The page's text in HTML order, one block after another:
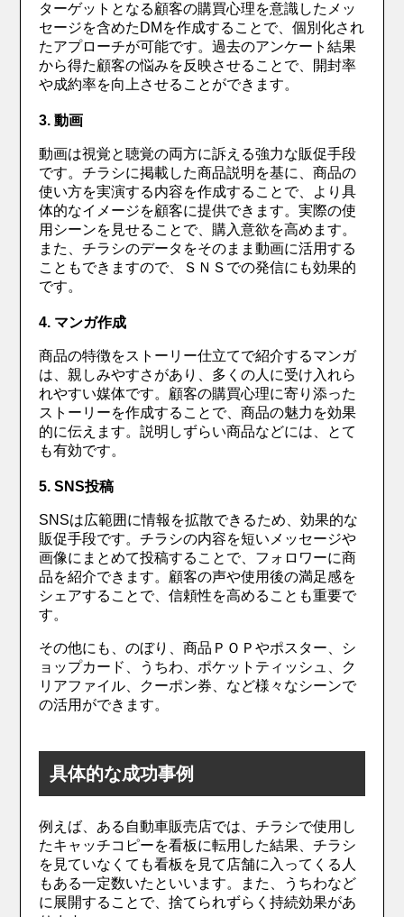
ターゲットとなる顧客の購買心理を意識したメッ
セージを含めたDMを作成することで、個別化され
たアプローチが可能です。過去のアンケート結果
から得た顧客の悩みを反映させることで、開封率
や成約率を向上させることができます。
3. 動画
動画は視覚と聴覚の両方に訴える強力な販促手段
です。チラシに掲載した商品説明を基に、商品の
使い方を実演する内容を作成することで、より具
体的なイメージを顧客に提供できます。実際の使
用シーンを見せることで、購入意欲を高めます。
また、チラシのデータをそのまま動画に活用する
こともできますので、ＳＮＳでの発信にも効果的
です。
4. マンガ作成
商品の特徴をストーリー仕立てで紹介するマンガ
は、親しみやすさがあり、多くの人に受け入れら
れやすい媒体です。顧客の購買心理に寄り添った
ストーリーを作成することで、商品の魅力を効果
的に伝えます。説明しずらい商品などには、とて
も有効です。
5. SNS投稿
SNSは広範囲に情報を拡散できるため、効果的な
販促手段です。チラシの内容を短いメッセージや
画像にまとめて投稿することで、フォロワーに商
品を紹介できます。顧客の声や使用後の満足感を
シェアすることで、信頼性を高めることも重要で
す。
その他にも、のぼり、商品ＰＯＰやポスター、シ
ョップカード、うちわ、ポケットティッシュ、ク
リアファイル、クーポン券、など様々なシーンで
の活用ができます。
具体的な成功事例
例えば、ある自動車販売店では、チラシで使用し
たキャッチコピーを看板に転用した結果、チラシ
を見ていなくても看板を見て店舗に入ってくる人
もある一定数いたといいます。また、うちわなど
に展開することで、捨てられずらく持続効果があ